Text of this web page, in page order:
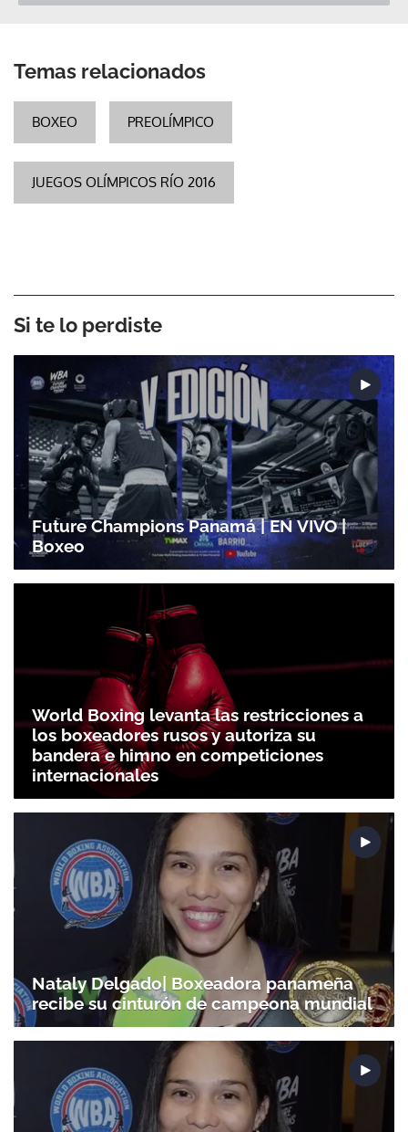
Temas relacionados
BOXEO PREOLÍMPICO
JUEGOS OLÍMPICOS RÍO 2016
Si te lo perdiste
Future Champions Panamá | EN VIVO |
Boxeo
World Boxing levanta las restricciones a
los boxeadores rusos y autoriza su
bandera e himno en competiciones
internacionales
Nataly Delgado| Boxeadora panameña
recibe su cinturón de campeona mundial